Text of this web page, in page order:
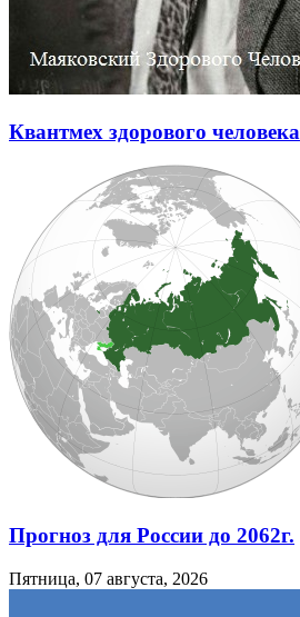
Квантмех здорового человека
Прогноз для России до 2062г.
Пятница, 07 августа, 2026